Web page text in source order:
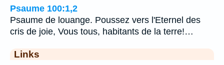
Psaume 100:1,2
Psaume de louange. Poussez vers l'Eternel des
cris de joie, Vous tous, habitants de la terre!…
Links